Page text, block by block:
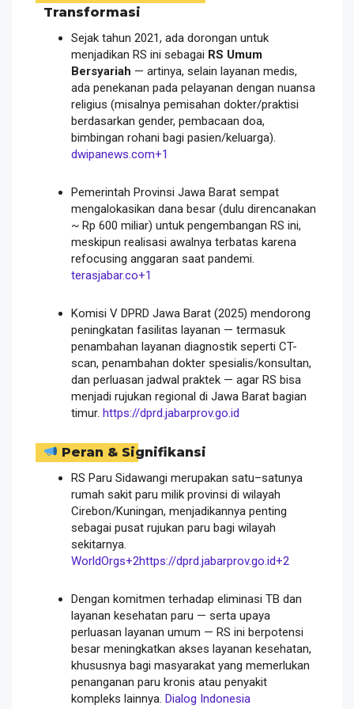
Transformasi
Sejak tahun 2021, ada dorongan untuk
menjadikan RS ini sebagai RS Umum
Bersyariah — artinya, selain layanan medis,
ada penekanan pada pelayanan dengan nuansa
religius (misalnya pemisahan dokter/praktisi
berdasarkan gender, pembacaan doa,
bimbingan rohani bagi pasien/keluarga).
dwipanews.com+1
Pemerintah Provinsi Jawa Barat sempat
mengalokasikan dana besar (dulu direncanakan
~ Rp 600 miliar) untuk pengembangan RS ini,
meskipun realisasi awalnya terbatas karena
refocusing anggaran saat pandemi.
terasjabar.co+1
Komisi V DPRD Jawa Barat (2025) mendorong
peningkatan fasilitas layanan — termasuk
penambahan layanan diagnostik seperti CT-
scan, penambahan dokter spesialis/konsultan,
dan perluasan jadwal praktek — agar RS bisa
menjadi rujukan regional di Jawa Barat bagian
timur. https://dprd.jabarprov.go.id
Peran & Signifikansi
RS Paru Sidawangi merupakan satu–satunya
rumah sakit paru milik provinsi di wilayah
Cirebon/Kuningan, menjadikannya penting
sebagai pusat rujukan paru bagi wilayah
sekitarnya.
WorldOrgs+2https://dprd.jabarprov.go.id+2
Dengan komitmen terhadap eliminasi TB dan
layanan kesehatan paru — serta upaya
perluasan layanan umum — RS ini berpotensi
besar meningkatkan akses layanan kesehatan,
khususnya bagi masyarakat yang memerlukan
penanganan paru kronis atau penyakit
kompleks lainnya. Dialog Indonesia